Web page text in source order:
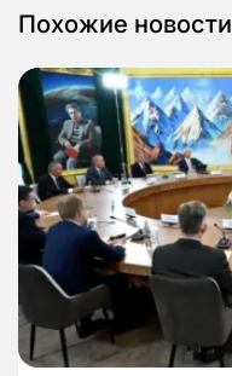
Похожие новости